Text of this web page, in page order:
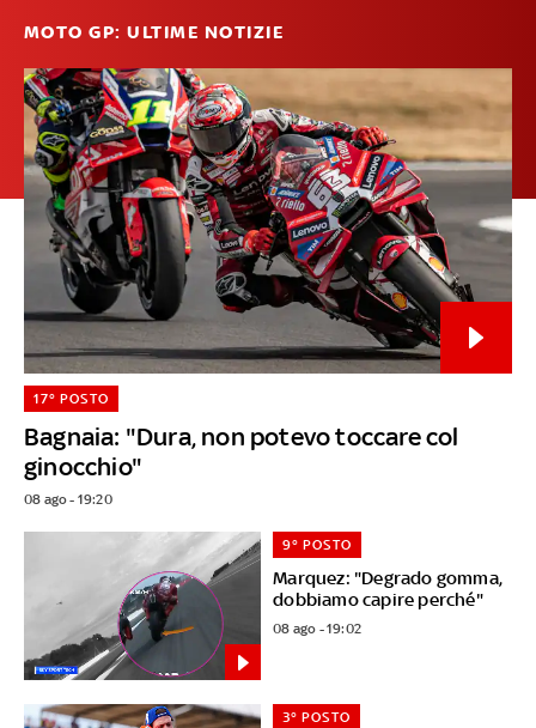
MOTO GP: ULTIME NOTIZIE
Bagnaia: "Dura, non potevo toccare col
ginocchio"
17° POSTO
08 ago - 19:20
Marquez: "Degrado gomma,
dobbiamo capire perché"
9° POSTO
08 ago - 19:02
3° POSTO